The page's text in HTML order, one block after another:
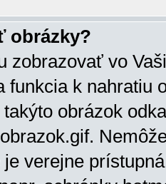
obrázky?
zobrazovať vo
funkcia k nahratiu
obrázok
verejne